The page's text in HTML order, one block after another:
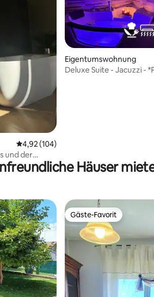
157 Bewertungen
Durchschnittliche Bewertung: 4,92 von
4,92 (104)
und der
Eigentumswohnung
Deluxe Suite - Jacuzzi -
Häuser
Gäste-Favorit
Gäste-Favorit